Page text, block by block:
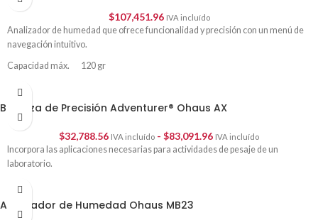
$107,451.96 IVA incluído
Analizador de humedad que ofrece funcionalidad y precisión con un menú de
navegación intuitivo.
Capacidad máx. 120 gr
Lectura mínima 0.001 gr
Balanza de Precisión Adventurer® Ohaus AX
$32,788.56 IVA incluído - $83,091.96 IVA incluído
Incorpora las aplicaciones necesarias para actividades de pesaje de un
laboratorio.
Analizador de Humedad Ohaus MB23